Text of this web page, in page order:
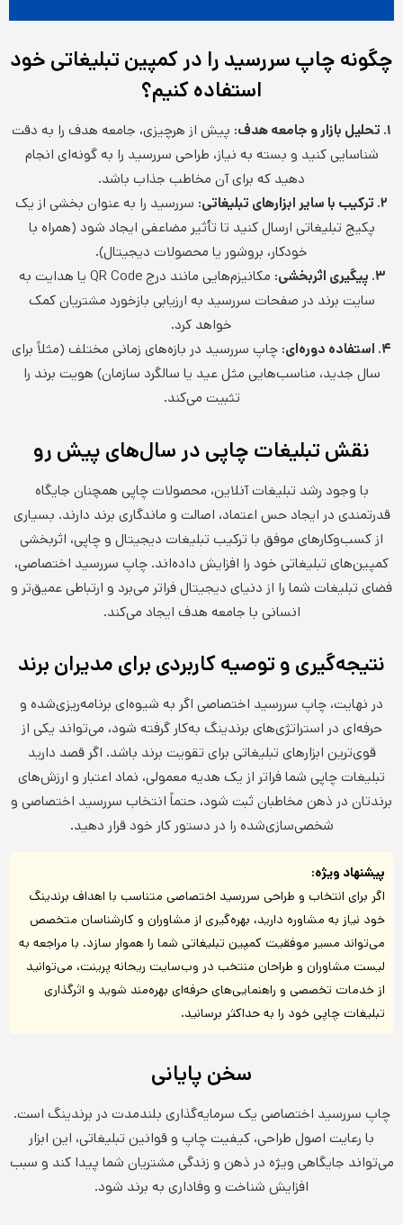
چگونه چاپ سررسید را در کمپین تبلیغاتی خود
استفاده کنیم؟
۱. تحلیل بازار و جامعه هدف:
پیش از هرچیزی، جامعه هدف را به دقت
شناسایی کنید و بسته به نیاز، طراحی سررسید را به‌ گونه‌ای انجام
دهید که برای آن مخاطب جذاب باشد.
۲. ترکیب با سایر ابزارهای تبلیغاتی:
سررسید را به عنوان بخشی از یک
پکیج تبلیغاتی ارسال کنید تا تأثیر مضاعفی ایجاد شود (همراه با
خودکار، بروشور یا محصولات دیجیتال).
۳. پیگیری اثربخشی:
مکانیزم‌هایی مانند درج QR Code یا هدایت به
سایت برند در صفحات سررسید به ارزیابی بازخورد مشتریان کمک
خواهد کرد.
۴. استفاده دوره‌ای:
چاپ سررسید در بازه‌های زمانی مختلف (مثلاً برای
سال جدید، مناسب‌هایی مثل عید یا سالگرد سازمان) هویت برند را
تثبیت می‌کند.
نقش تبلیغات چاپی در سال‌های پیش رو
با وجود رشد تبلیغات آنلاین، محصولات چاپی همچنان جایگاه
قدرتمندی در ایجاد حس اعتماد، اصالت و ماندگاری برند دارند. بسیاری
از کسب‌وکارهای موفق با ترکیب تبلیغات دیجیتال و چاپی، اثربخشی
کمپین‌های تبلیغاتی خود را افزایش داده‌اند. چاپ سررسید اختصاصی،
فضای تبلیغات شما را از دنیای دیجیتال فراتر می‌برد و ارتباطی عمیق‌تر و
انسانی با جامعه هدف ایجاد می‌کند.
نتیجه‌گیری و توصیه کاربردی برای مدیران برند
در نهایت، چاپ سررسید اختصاصی اگر به شیوه‌ای برنامه‌ریزی‌شده و
حرفه‌ای در استراتژی‌های برندینگ به‌کار گرفته شود، می‌تواند یکی از
قوی‌ترین ابزارهای تبلیغاتی برای تقویت برند باشد. اگر قصد دارید
تبلیغات چاپی شما فراتر از یک هدیه معمولی، نماد اعتبار و ارزش‌های
برندتان در ذهن مخاطبان ثبت شود، حتماً انتخاب سررسید اختصاصی و
شخصی‌سازی‌شده را در دستور کار خود قرار دهید.
پیشنهاد ویژه:
اگر برای انتخاب و طراحی سررسید اختصاصی متناسب با اهداف برندینگ
خود نیاز به مشاوره دارید، بهره‌گیری از مشاوران و کارشناسان متخصص
می‌تواند مسیر موفقیت کمپین تبلیغاتی شما را هموار سازد. با مراجعه به
لیست مشاوران و طراحان منتخب در وب‌سایت ریحانه پرینت، می‌توانید
از خدمات تخصصی و راهنمایی‌های حرفه‌ای بهره‌مند شوید و اثرگذاری
تبلیغات چاپی خود را به حداکثر برسانید.
سخن پایانی
چاپ سررسید اختصاصی یک سرمایه‌گذاری بلندمدت در برندینگ است.
با رعایت اصول طراحی، کیفیت چاپ و قوانین تبلیغاتی، این ابزار
می‌تواند جایگاهی ویژه در ذهن و زندگی مشتریان شما پیدا کند و سبب
افزایش شناخت و وفاداری به برند شود.